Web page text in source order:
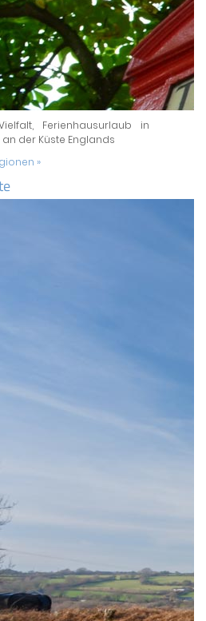
Ferienhausurlaub in
der Küste Englands
»